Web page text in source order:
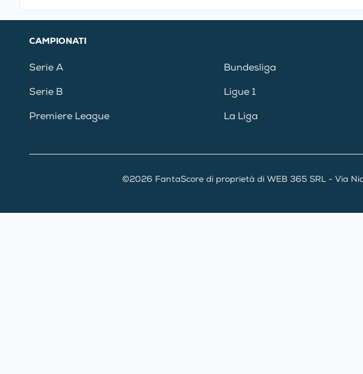
CAMPIONATI
Serie A
Serie B
Premiere League
Bundesliga
Ligue 1
La Liga
©2026 FantaScore di proprietà di WEB 365 SRL - Via